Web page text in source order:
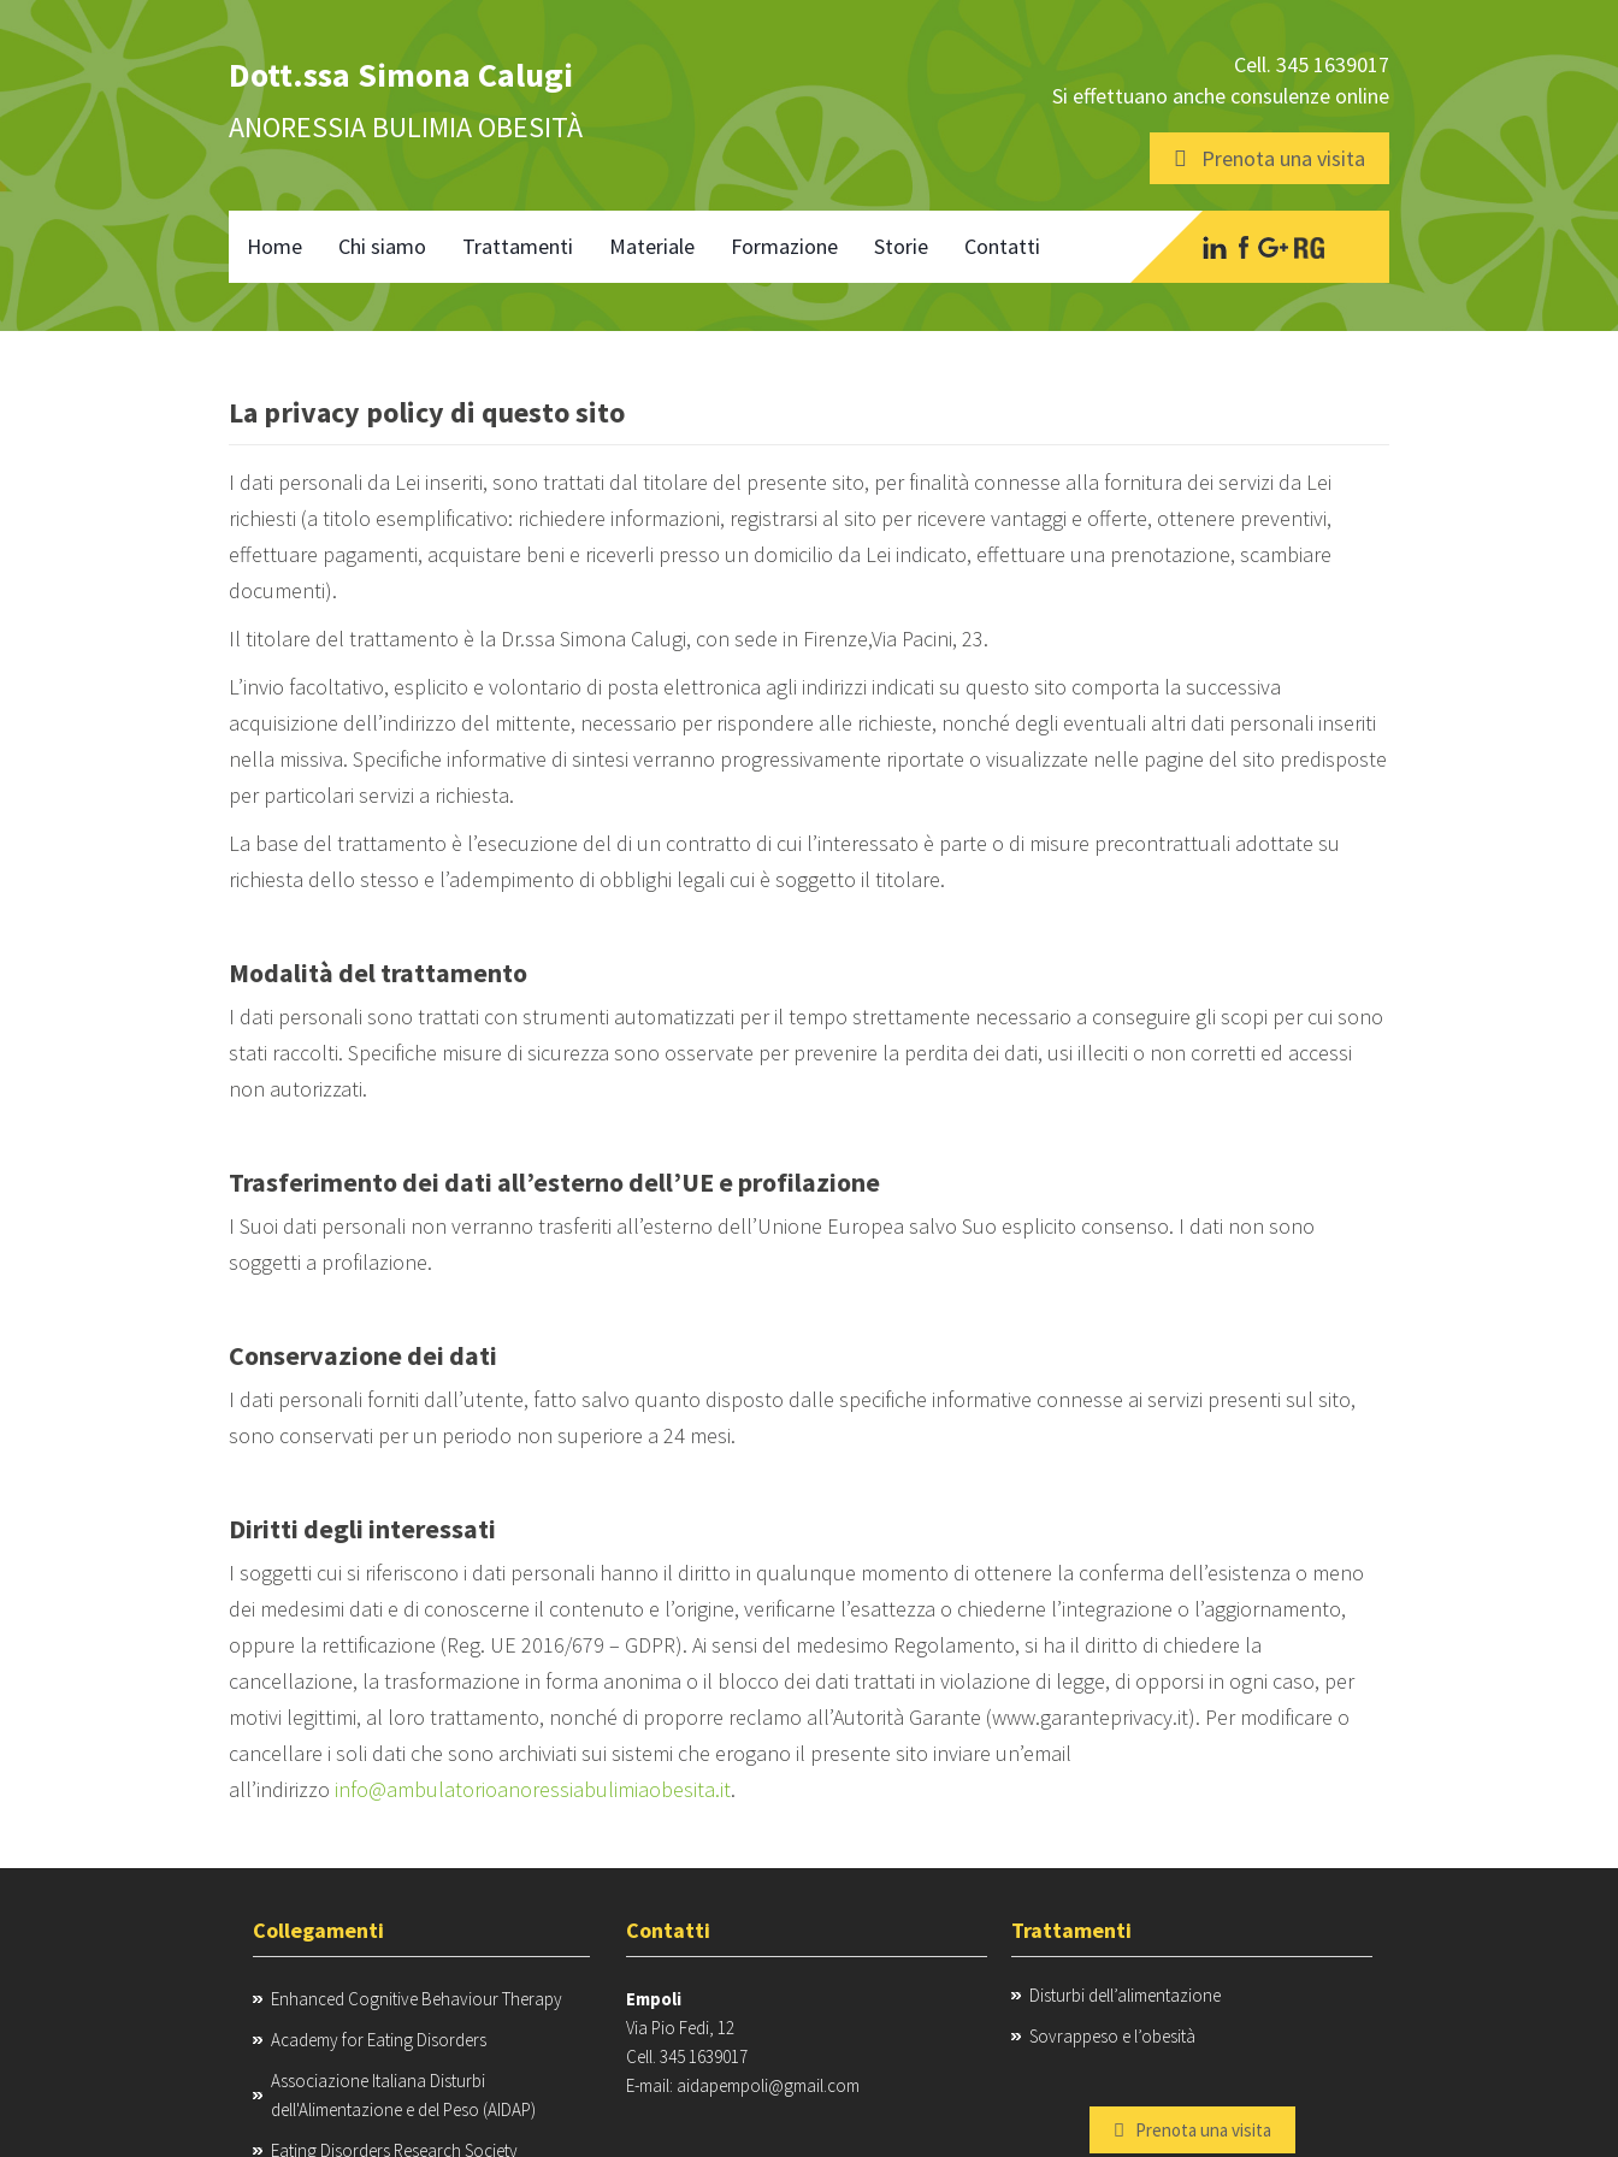
Dott.ssa Simona Calugi
ANORESSIA BULIMIA OBESITÀ
Cell. 345 1639017
Si effettuano anche consulenze online
Prenota una visita
Home Chi siamo Trattamenti Materiale Formazione Storie Contatti
La privacy policy di questo sito
I dati personali da Lei inseriti, sono trattati dal titolare del presente sito, per finalità connesse alla fornitura dei servizi da Lei
richiesti (a titolo esemplificativo: richiedere informazioni, registrarsi al sito per ricevere vantaggi e offerte, ottenere preventivi,
effettuare pagamenti, acquistare beni e riceverli presso un domicilio da Lei indicato, effettuare una prenotazione, scambiare
documenti).
Il titolare del trattamento è la Dr.ssa Simona Calugi, con sede in Firenze,Via Pacini, 23.
L’invio facoltativo, esplicito e volontario di posta elettronica agli indirizzi indicati su questo sito comporta la successiva
acquisizione dell’indirizzo del mittente, necessario per rispondere alle richieste, nonché degli eventuali altri dati personali inseriti
nella missiva. Specifiche informative di sintesi verranno progressivamente riportate o visualizzate nelle pagine del sito predisposte
per particolari servizi a richiesta.
La base del trattamento è l’esecuzione del di un contratto di cui l’interessato è parte o di misure precontrattuali adottate su
richiesta dello stesso e l’adempimento di obblighi legali cui è soggetto il titolare.
Modalità del trattamento
I dati personali sono trattati con strumenti automatizzati per il tempo strettamente necessario a conseguire gli scopi per cui sono
stati raccolti. Specifiche misure di sicurezza sono osservate per prevenire la perdita dei dati, usi illeciti o non corretti ed accessi
non autorizzati.
Trasferimento dei dati all’esterno dell’UE e profilazione
I Suoi dati personali non verranno trasferiti all’esterno dell’Unione Europea salvo Suo esplicito consenso. I dati non sono
soggetti a profilazione.
Conservazione dei dati
I dati personali forniti dall’utente, fatto salvo quanto disposto dalle specifiche informative connesse ai servizi presenti sul sito,
sono conservati per un periodo non superiore a 24 mesi.
Diritti degli interessati
I soggetti cui si riferiscono i dati personali hanno il diritto in qualunque momento di ottenere la conferma dell’esistenza o meno
dei medesimi dati e di conoscerne il contenuto e l’origine, verificarne l’esattezza o chiederne l’integrazione o l’aggiornamento,
oppure la rettificazione (Reg. UE 2016/679 – GDPR). Ai sensi del medesimo Regolamento, si ha il diritto di chiedere la
cancellazione, la trasformazione in forma anonima o il blocco dei dati trattati in violazione di legge, di opporsi in ogni caso, per
motivi legittimi, al loro trattamento, nonché di proporre reclamo all’Autorità Garante (www.garanteprivacy.it). Per modificare o
cancellare i soli dati che sono archiviati sui sistemi che erogano il presente sito inviare un’email
all’indirizzo info@ambulatorioanoressiabulimiaobesita.it.
Collegamenti
Enhanced Cognitive Behaviour Therapy
Academy for Eating Disorders
Associazione Italiana Disturbi
dell'Alimentazione e del Peso (AIDAP)
Eating Disorders Research Society
Contatti
Empoli
Via Pio Fedi, 12
Cell. 345 1639017
E-mail: aidapempoli@gmail.com
Trattamenti
Disturbi dell’alimentazione
Sovrappeso e l’obesità
Prenota una visita